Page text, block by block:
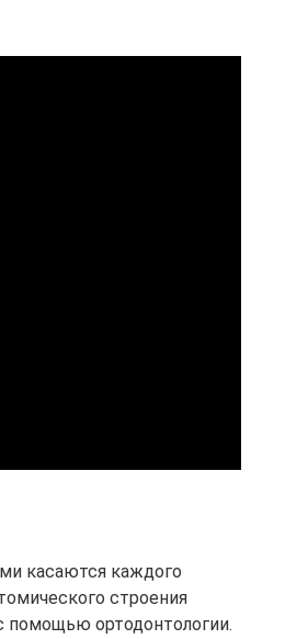
касаются каждого
строения
ортодонтологии.